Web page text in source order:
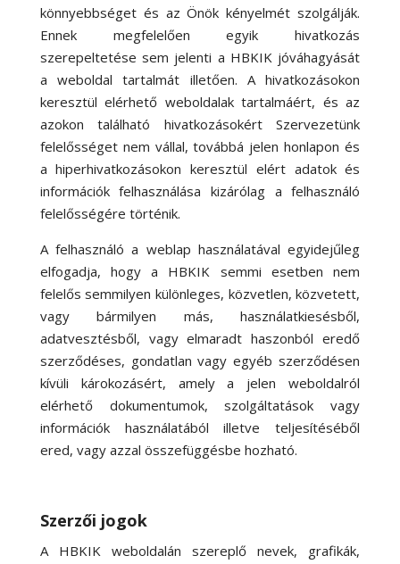
könnyebbséget és az Önök kényelmét szolgálják.
Ennek megfelelően egyik hivatkozás
szerepeltetése sem jelenti a HBKIK jóváhagyását
a weboldal tartalmát illetően. A hivatkozásokon
keresztül elérhető weboldalak tartalmáért, és az
azokon található hivatkozásokért Szervezetünk
felelősséget nem vállal, továbbá jelen honlapon és
a hiperhivatkozásokon keresztül elért adatok és
információk felhasználása kizárólag a felhasználó
felelősségére történik.
A felhasználó a weblap használatával egyidejűleg
elfogadja, hogy a HBKIK semmi esetben nem
felelős semmilyen különleges, közvetlen, közvetett,
vagy bármilyen más, használatkiesésből,
adatvesztésből, vagy elmaradt haszonból eredő
szerződéses, gondatlan vagy egyéb szerződésen
kívüli károkozásért, amely a jelen weboldalról
elérhető dokumentumok, szolgáltatások vagy
információk használatából illetve teljesítéséből
ered, vagy azzal összefüggésbe hozható.
Szerzői jogok
A HBKIK weboldalán szereplő nevek, grafikák,